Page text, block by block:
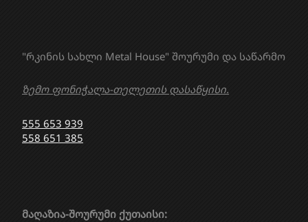
"რკინის სახლი Metal House" შოურუმი და საწარმო
ზემო ფონიჭალა-თელეთის დასაწყისი.
555 653 939
558 651 385
მაღაზია-შოურუმი ქუთაისი: